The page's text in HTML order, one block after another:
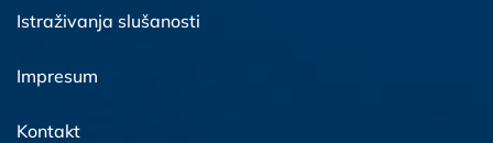
Istraživanja slušanosti
Impresum
Kontakt